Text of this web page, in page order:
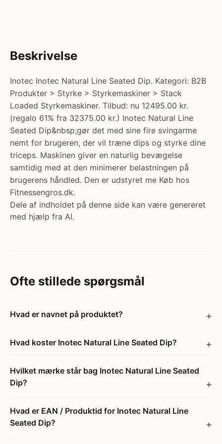
Beskrivelse
Inotec Inotec Natural Line Seated Dip. Kategori: B2B
Produkter > Styrke > Styrkemaskiner > Stack
Loaded Styrkemaskiner. Tilbud: nu 12495.00 kr.
(regalo 61% fra 32375.00 kr.) Inotec Natural Line
Seated Dip&nbsp;gør det med sine fire svingarme
nemt for brugeren, der vil træne dips og styrke dine
triceps. Maskinen giver en naturlig bevægelse
samtidig med at den minimerer belastningen på
brugerens håndled. Den er udstyret me Køb hos
Fitnessengros.dk.
Dele af indholdet på denne side kan være genereret
med hjælp fra AI.
Ofte stillede spørgsmål
Hvad er navnet på produktet?
Hvad koster Inotec Natural Line Seated Dip?
Hvilket mærke står bag Inotec Natural Line Seated
Dip?
Hvad er EAN / Produktid for Inotec Natural Line
Seated Dip?